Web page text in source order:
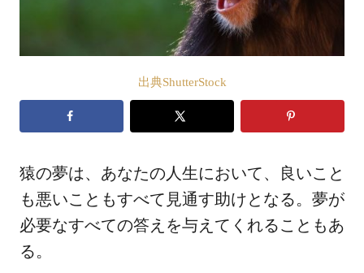
出典ShutterStock
猿の夢は、あなたの人生において、良いこと
も悪いこともすべて見通す助けとなる。夢が
必要なすべての答えを与えてくれることもあ
る。